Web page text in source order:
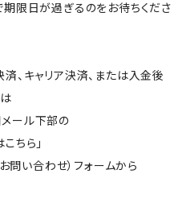
限日が過ぎるのをお待ちくださ
、キャリア決済、または入金後
ール下部の
ちら」
問い合わせ）フォームから